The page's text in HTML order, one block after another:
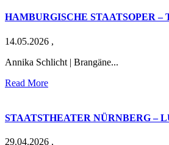
HAMBURGISCHE STAATSOPER –
14.05.2026 ,
Annika Schlicht | Brangäne...
Read More
STAATSTHEATER NÜRNBERG –
29.04.2026 ,